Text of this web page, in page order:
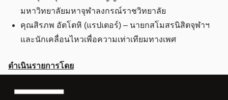
มหาวิทยาลัยมหาจุฬาลงกรณ์ราชวิทยาลัย
คุณสิรภพ อัตโตหิ (แรปเตอร์) – นายกสโมสรนิสิตจุฬาฯ
และนักเคลื่อนไหวเพื่อความเท่าเทียมทางเพศ
ดำเนินรายการโดย
คุณธนภรณ์ ภังคสังข์ (ฟิฟ)